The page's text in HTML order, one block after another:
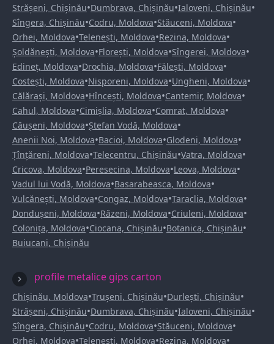
Strășeni, Chișinău•Dumbrava, Chișinău•Ialoveni, Chișinău•
Sîngera, Chișinău•Codru, Moldova•Stăuceni, Moldova•
Orhei, Moldova•Telenești, Moldova•Rezina, Moldova•
Șoldănești, Moldova•Florești, Moldova•Sîngerei, Moldova•
Edineț, Moldova•Drochia, Moldova•Fălești, Moldova•
Costești, Moldova•Nisporeni, Moldova•Ungheni, Moldova•
Călărași, Moldova•Hîncești, Moldova•Cantemir, Moldova•
Cahul, Moldova•Cimișlia, Moldova•Comrat, Moldova•
Căușeni, Moldova•Ștefan Vodă, Moldova•
Anenii Noi, Moldova•Bacioi, Moldova•Glodeni, Moldova•
Țînțăreni, Moldova•Telecentru, Chișinău•Vatra, Moldova•
Cricova, Moldova•Peresecina, Moldova•Leova, Moldova•
Vadul lui Vodă, Moldova•Basarabeasca, Moldova•
Vulcănești, Moldova•Congaz, Moldova•Taraclia, Moldova•
Dondușeni, Moldova•Răzeni, Moldova•Criuleni, Moldova•
Colonița, Moldova•Ciocana, Chișinău•Botanica, Chișinău•
Buiucani, Chișinău
profile metalice gips carton
Chișinău, Moldova•Trușeni, Chișinău•Durlești, Chișinău•
Strășeni, Chișinău•Dumbrava, Chișinău•Ialoveni, Chișinău•
Sîngera, Chișinău•Codru, Moldova•Stăuceni, Moldova•
Orhei, Moldova•Telenești, Moldova•Rezina, Moldova•